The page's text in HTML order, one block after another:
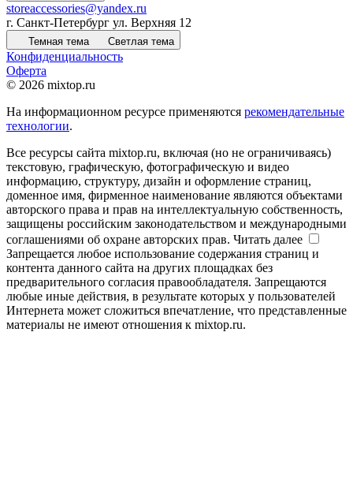
storeaccessories@yandex.ru
г. Санкт-Петербург ул. Верхняя 12
Темная тема Светлая тема
Конфиденциальность
Оферта
© 2026 mixtop.ru
На информационном ресурсе применяются рекомендательные
технологии.
Все ресурсы сайта mixtop.ru, включая (но не ограничиваясь)
текстовую, графическую, фотографическую и видео
информацию, структуру, дизайн и оформление страниц,
доменное имя, фирменное наименование являются объектами
авторского права и прав на интеллектуальную собственность,
защищены российским законодательством и международными
соглашениями об охране авторских прав. Читать далее
Запрещается любое использование содержания страниц и
контента данного сайта на других площадках без
предварительного согласия правообладателя. Запрещаются
любые иные действия, в результате которых у пользователей
Интернета может сложиться впечатление, что представленные
материалы не имеют отношения к mixtop.ru.